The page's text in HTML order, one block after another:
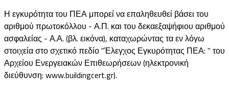
Η εγκυρότητα του ΠΕΑ μπορεί να επαληθευθεί βάσει του
αριθμού πρωτοκόλλου - Α.Π. και του δεκαεξαψήφιου αριθμού
ασφαλείας - Α.Α. (βλ. εικόνα), καταχωρώντας τα εν λόγω
στοιχεία στο σχετικό πεδίο "Έλεγχος Εγκυρότητας ΠΕΑ: " του
Αρχείου Ενεργειακών Επιθεωρήσεων (ηλεκτρονική
διεύθυνση: www.buildingcert.gr).